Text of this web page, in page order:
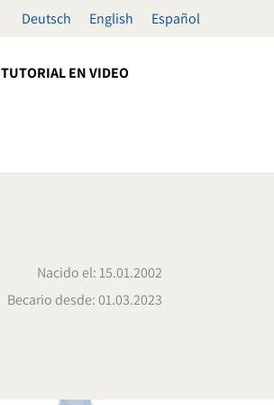
Deutsch English Español
TUTORIAL EN VIDEO
Nacido el: 15.01.2002
Becario desde: 01.03.2023